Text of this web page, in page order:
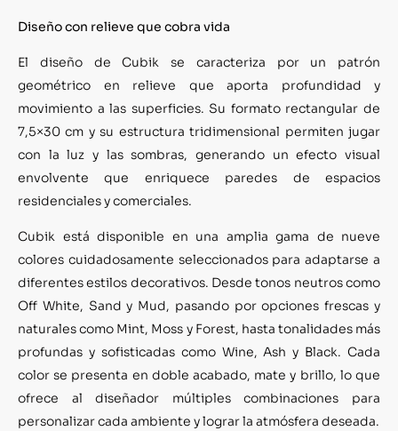
Diseño con relieve que cobra vida
El diseño de Cubik se caracteriza por un patrón
geométrico en relieve que aporta profundidad y
movimiento a las superficies. Su formato rectangular de
7,5×30 cm y su estructura tridimensional permiten jugar
con la luz y las sombras, generando un efecto visual
envolvente que enriquece paredes de espacios
residenciales y comerciales.
Cubik está disponible en una amplia gama de nueve
colores cuidadosamente seleccionados para adaptarse a
diferentes estilos decorativos. Desde tonos neutros como
Off White, Sand y Mud, pasando por opciones frescas y
naturales como Mint, Moss y Forest, hasta tonalidades más
profundas y sofisticadas como Wine, Ash y Black. Cada
color se presenta en doble acabado, mate y brillo, lo que
ofrece al diseñador múltiples combinaciones para
personalizar cada ambiente y lograr la atmósfera deseada.